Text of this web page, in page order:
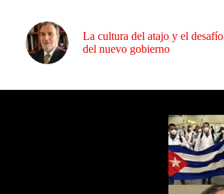
La cultura del atajo y el desafío
del nuevo gobierno